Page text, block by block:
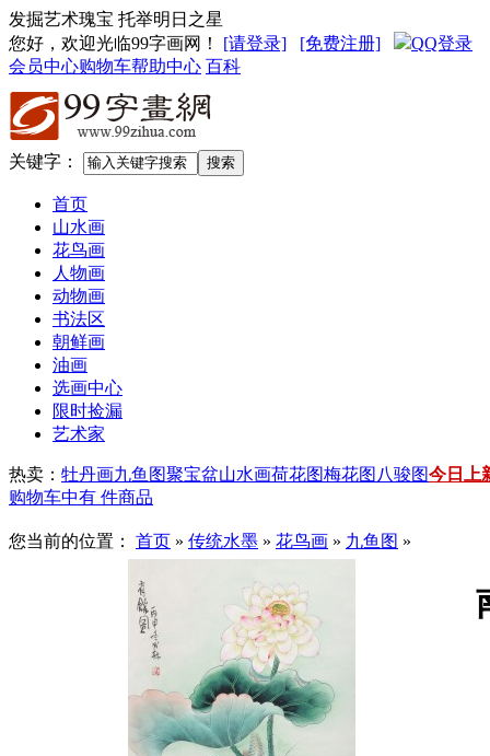
发掘艺术瑰宝 托举明日之星
您好，欢迎光临99字画网 ！ [请登录] [免费注册]
QQ登录
会员中心购物车帮助中心 百科
关键字：
首页
山水画
花鸟画
人物画
动物画
书法区
朝鲜画
油画
选画中心
限时捡漏
艺术家
热卖： 牡丹画九鱼图聚宝盆山水画荷花图梅花图 八骏图今日上
购物车中有 件商品
您当前的位置： 首页 » 传统水墨 » 花鸟画 » 九鱼图 »